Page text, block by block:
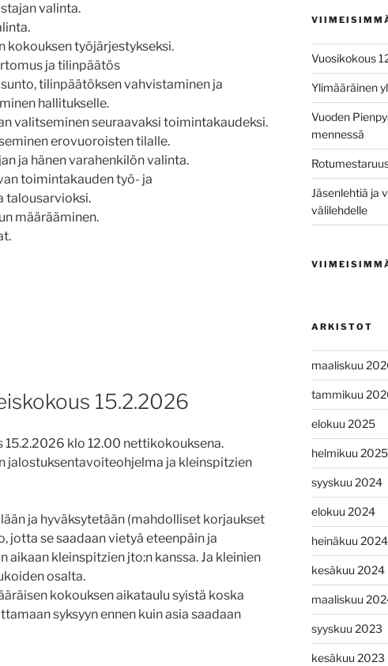
valinta.
kokouksen työjärjestykseksi.
ja tilinpäätös
tilinpäätöksen vahvistaminen ja
hallitukselle.
valitseminen seuraavaksi toimintakaudeksi.
erovuoroisten tilalle.
ja hänen varahenkilön valinta.
toimintakauden työ- ja
talousarvioksi.
määrääminen.
15.2.2026
klo 12.00 nettikokouksena.
jalostuksentavoiteohjelma ja kleinspitzien
ja hyväksytetään (mahdolliset korjaukset
jotta se saadaan vietyä eteenpäin ja
aikaan kleinspitzien jto:n kanssa. Ja kleinien
osalta.
kokouksen aikataulu syistä koska
syksyyn ennen kuin asia saadaan
Vuosikokous
Ylimääräinen
Vuoden
mennessä
Jäsenlehtiä ja
välilehdelle
ARKISTOT
maaliskuu
tammikuu
elokuu 2025
helmikuu 2025
syyskuu 2024
elokuu 2024
heinäkuu 2024
kesäkuu 2024
maaliskuu
syyskuu 2023
kesäkuu 2023